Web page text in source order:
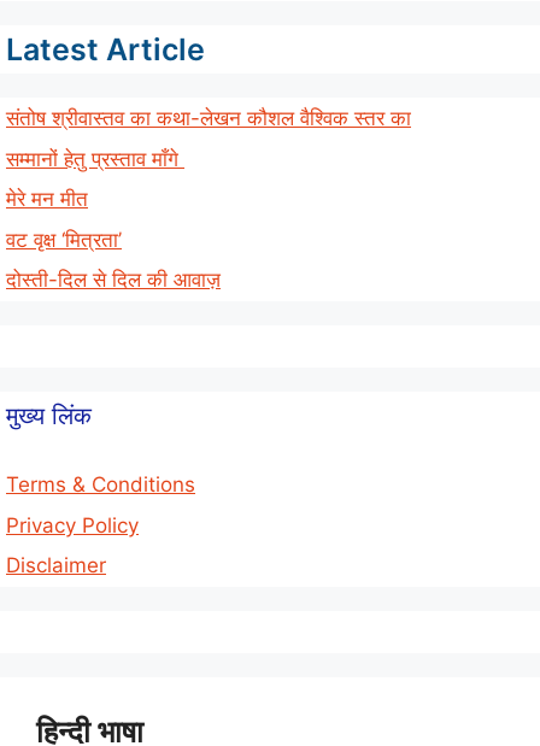
Latest Article
संतोष श्रीवास्तव का कथा-लेखन कौशल वैश्विक स्तर का
सम्मानों हेतु प्रस्ताव माँगे
मेरे मन मीत
वट वृक्ष ‘मित्रता’
दोस्ती-दिल से दिल की आवाज़
मुख्य लिंक
Terms & Conditions
Privacy Policy
Disclaimer
हिन्दी भाषा